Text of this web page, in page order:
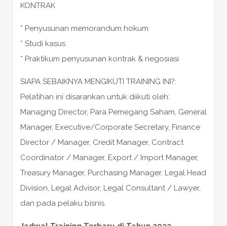
KONTRAK
* Penyusunan memorandum hokum
* Studi kasus
* Praktikum penyusunan kontrak & negosiasi
SIAPA SEBAIKNYA MENGIKUTI TRAINING INI?:
Pelatihan ini disarankan untuk diikuti oleh:
Managing Director, Para Pemegang Saham, General
Manager, Executive/Corporate Secretary, Finance
Director / Manager, Credit Manager, Contract
Coordinator / Manager, Export / Import Manager,
Treasury Manager, Purchasing Manager, Legal Head
Division, Legal Advisor, Legal Consultant / Lawyer,
dan pada pelaku bisnis.